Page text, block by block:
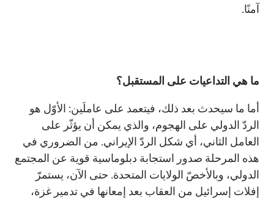
آمنًا.
ما هي التداعيات على المستقبل؟
أما ما سيحدث بعد ذلك، فيتعمد على عاملَين: الأوّل هو
الردّ الدولي على الهجوم، والذي يمكن أن يؤثّر على
العامل الثاني، أي شكل الردّ الإيراني. من الضروري في
هذه المرحلة صدور استجابة دبلوماسية قوية عن المجتمع
الدولي، وبالأخصّ الولايات المتحدة. حتى الآن، يستمرّ
إفلات إسرائيل من العقاب بعد إمعانها في تدمير غزة،